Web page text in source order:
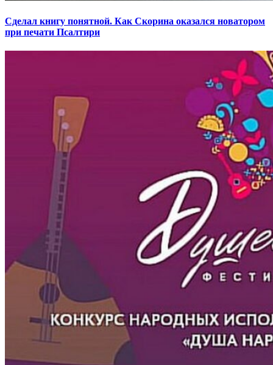
Сделал книгу понятной. Как Скорина оказался новатором
при печати Псалтири